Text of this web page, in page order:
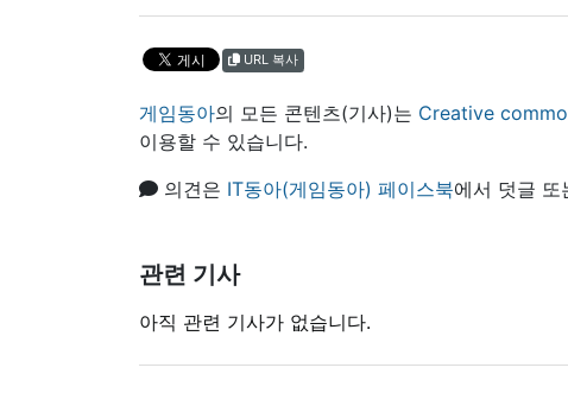
URL 복사
게임동아의 모든 콘텐츠(기사)는 Creative
이용할 수 있습니다.
의견은 IT동아(게임동아) 페이스북에서 덧글 또
관련 기사
아직 관련 기사가 없습니다.